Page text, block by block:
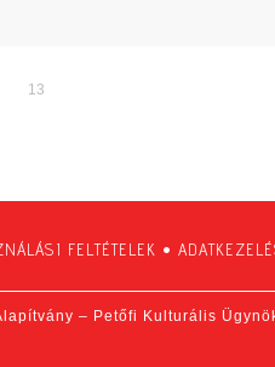
13
FELTÉTELEK •
– Petőfi Kulturális